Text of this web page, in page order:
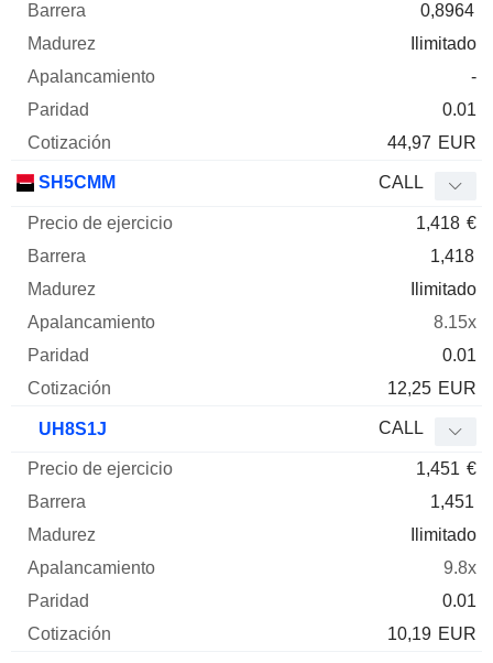
0,8964
Ilimitado
-
0.01
44,97 EUR
SH5CMM CALL
1,418 €
1,418
Ilimitado
8.15x
0.01
12,25 EUR
UH8S1J CALL
1,451 €
1,451
Ilimitado
9.8x
0.01
10,19 EUR